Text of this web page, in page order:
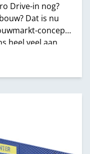
Drive-in nog?
Dat is nu
concept
heel veel aan